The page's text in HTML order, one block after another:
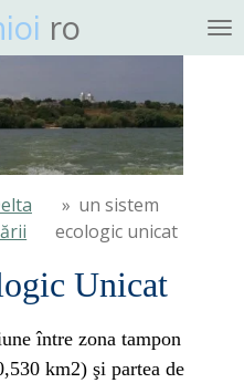
ro
» un sistem
ecologic unicat
Unicat
între zona tampon
km2) şi partea de